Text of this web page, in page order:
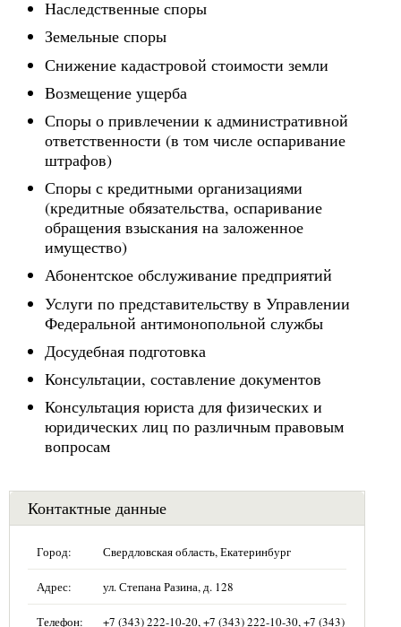
Наследственные споры
Земельные споры
Снижение кадастровой стоимости земли
Возмещение ущерба
Споры о привлечении к административной
ответственности (в том числе оспаривание
штрафов)
Споры с кредитными организациями
(кредитные обязательства, оспаривание
обращения взыскания на заложенное
имущество)
Абонентское обслуживание предприятий
Услуги по представительству в Управлении
Федеральной антимонопольной службы
Досудебная подготовка
Консультации, составление документов
Консультация юриста для физических и
юридических лиц по различным правовым
вопросам
Контактные данные
Город: Свердловская область, Екатеринбург
Адрес: ул. Степана Разина, д. 128
Телефон:
+7 (343) 222-10-20, +7 (343) 222-10-30, +7 (343)